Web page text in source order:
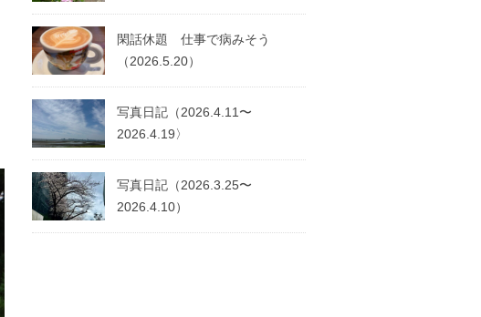
閑話休題 仕事で病みそう
（2026.5.20）
写真日記（2026.4.11〜
2026.4.19〉
写真日記（2026.3.25〜
2026.4.10）